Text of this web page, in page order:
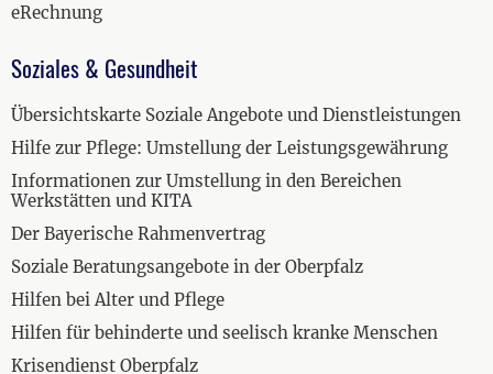
eRechnung
Soziales & Gesundheit
Übersichtskarte Soziale Angebote und Dienstleistungen
Hilfe zur Pflege: Umstellung der Leistungsgewährung
Informationen zur Umstellung in den Bereichen
Werkstätten und KITA
Der Bayerische Rahmenvertrag
Soziale Beratungsangebote in der Oberpfalz
Hilfen bei Alter und Pflege
Hilfen für behinderte und seelisch kranke Menschen
Krisendienst Oberpfalz